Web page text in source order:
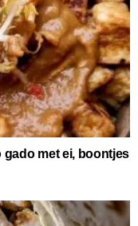
met ei, boontjes